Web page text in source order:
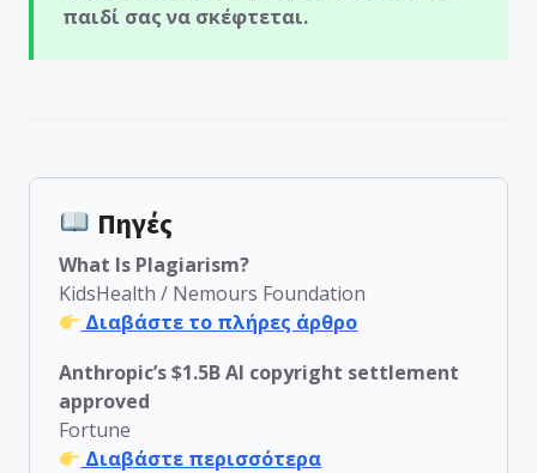
παιδί σας να σκέφτεται.
Πηγές
What Is Plagiarism?
KidsHealth / Nemours Foundation
Διαβάστε το πλήρες άρθρο
Anthropic’s $1.5B AI copyright settlement
approved
Fortune
Διαβάστε περισσότερα